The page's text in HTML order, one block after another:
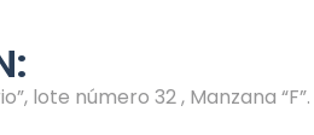
lote número 32, Manzana “F”.